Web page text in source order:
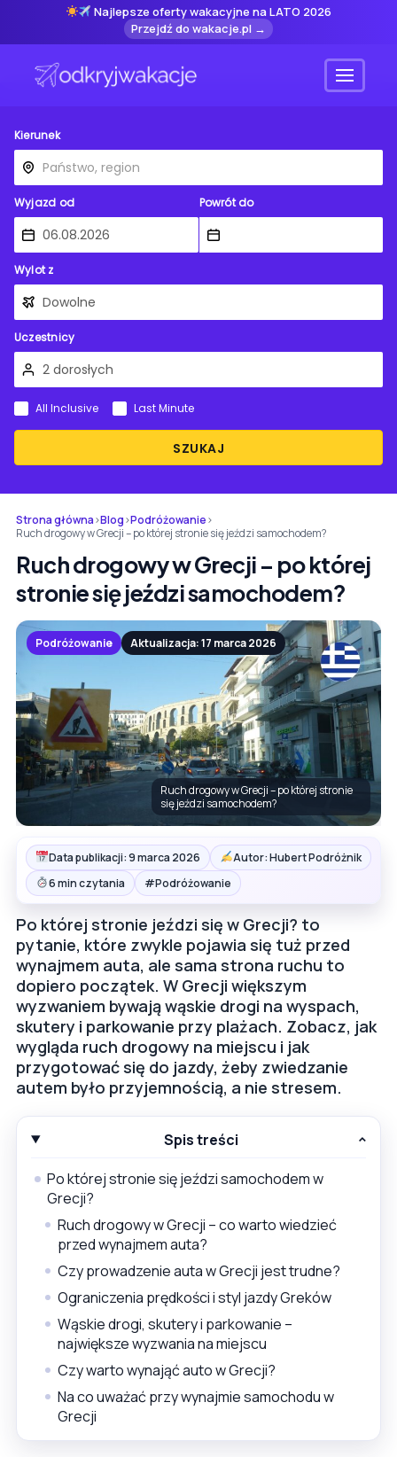
Najlepsze oferty wakacyjne na LATO 2026
Przejdź do wakacje.pl →
Menu
Kierunek
Wyjazd od Powrót do
Wylot z
Uczestnicy
SZUKAJ
All Inclusive Last Minute
Strona główna›Blog›Podróżowanie›
Ruch drogowy w Grecji – po której stronie się jeździ samochodem?
Ruch drogowy w Grecji – po której
stronie się jeździ samochodem?
Podróżowanie Aktualizacja: 17 marca 2026
Ruch drogowy w Grecji – po której stronie
się jeździ samochodem?
Data publikacji: 9 marca 2026
Autor: Hubert Podróżnik
6 min czytania
#Podróżowanie
Po której stronie jeździ się w Grecji? to
pytanie, które zwykle pojawia się tuż przed
wynajmem auta, ale sama strona ruchu to
dopiero początek. W Grecji większym
wyzwaniem bywają wąskie drogi na wyspach,
skutery i parkowanie przy plażach. Zobacz, jak
wygląda ruch drogowy na miejscu i jak
przygotować się do jazdy, żeby zwiedzanie
autem było przyjemnością, a nie stresem.
Spis treści
Po której stronie się jeździ samochodem w
Grecji?
Ruch drogowy w Grecji – co warto wiedzieć
przed wynajmem auta?
Czy prowadzenie auta w Grecji jest trudne?
Ograniczenia prędkości i styl jazdy Greków
Wąskie drogi, skutery i parkowanie –
największe wyzwania na miejscu
Czy warto wynająć auto w Grecji?
Na co uważać przy wynajmie samochodu w
Grecji